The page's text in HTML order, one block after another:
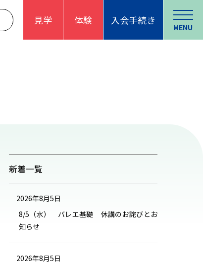
見学 体験 入会手続き
MENU
新着一覧
2026年8月5日
8/5（水） バレエ基礎 休講のお詫びとお
知らせ
2026年8月5日